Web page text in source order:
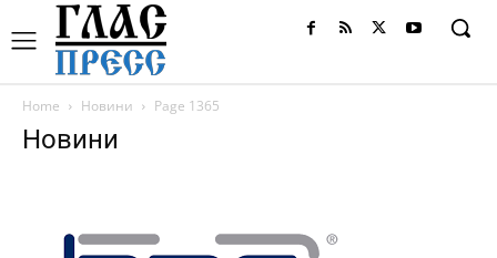
Home Новини Page 1365
Новини